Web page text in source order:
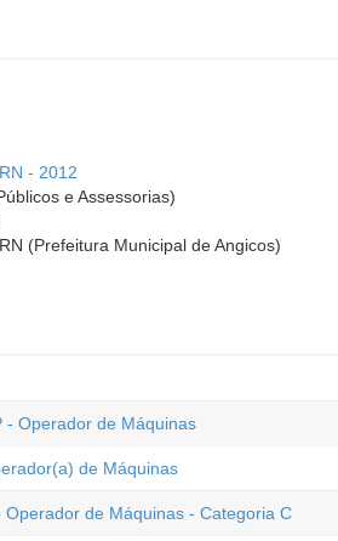
- 2012
e Assessorias)
(Prefeitura Municipal de Angicos)
- Operador de Máquinas
de Máquinas
de Máquinas - Categoria C